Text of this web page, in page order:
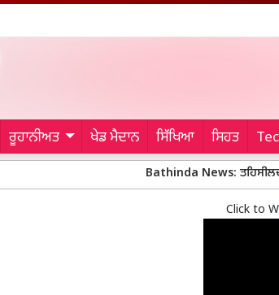
ਰੂਹਾਨੀਅਤ ਖੇਡ ਮੈਦਾਨ ਸਿੱਖਿਆ ਸਿਹਤ
Bathinda News: ਤਹਿਸੀਲਦਾਰ ਨੇ
Click to